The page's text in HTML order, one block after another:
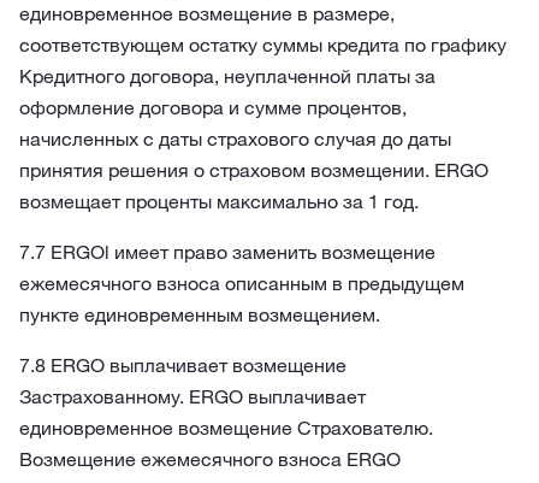
единовременное возмещение в размере,
соответствующем остатку суммы кредита по графику
Кредитного договора, неуплаченной платы за
оформление договора и сумме процентов,
начисленных с даты страхового случая до даты
принятия решения о страховом возмещении. ERGO
возмещает проценты максимально за 1 год.
7.7 ERGOl имеет право заменить возмещение
ежемесячного взноса описанным в предыдущем
пункте единовременным возмещением.
7.8 ERGO выплачивает возмещение
Застрахованному. ERGO выплачивает
единовременное возмещение Страхователю.
Возмещение ежемесячного взноса ERGO